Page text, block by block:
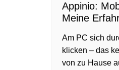
Appinio:
Meine
Am PC sich
klicken – das
von zu Hause